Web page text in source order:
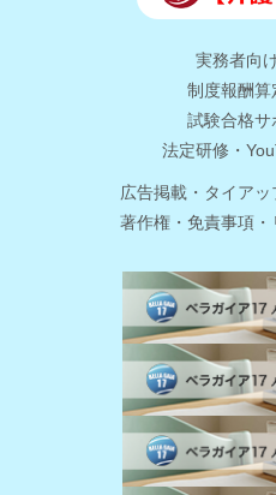
実務者向
制度報酬算
試験合格サ
法定研修・
広告掲載・タイア
著作権・免責事項・